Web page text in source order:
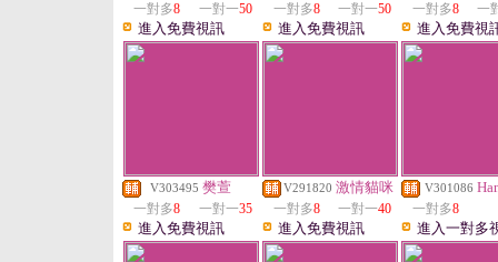
一對多8 一對一50
進入免費視訊
一對多8 一對一50
進入免費視訊
一對多8 一
進入免費視
V303495 樊萱
一對多8 一對一35
進入免費視訊
V291820 激情貓咪
一對多8 一對一40
進入免費視訊
V301086
一對多8
進入一對多